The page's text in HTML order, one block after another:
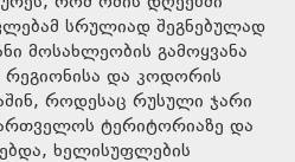
სრულიად შეგნებულად
მოსახლეობის გამოყვანა
და კოდორის
როდესაც რუსული ჯარი
ტერიტორიაზე და
ხელისუფლების